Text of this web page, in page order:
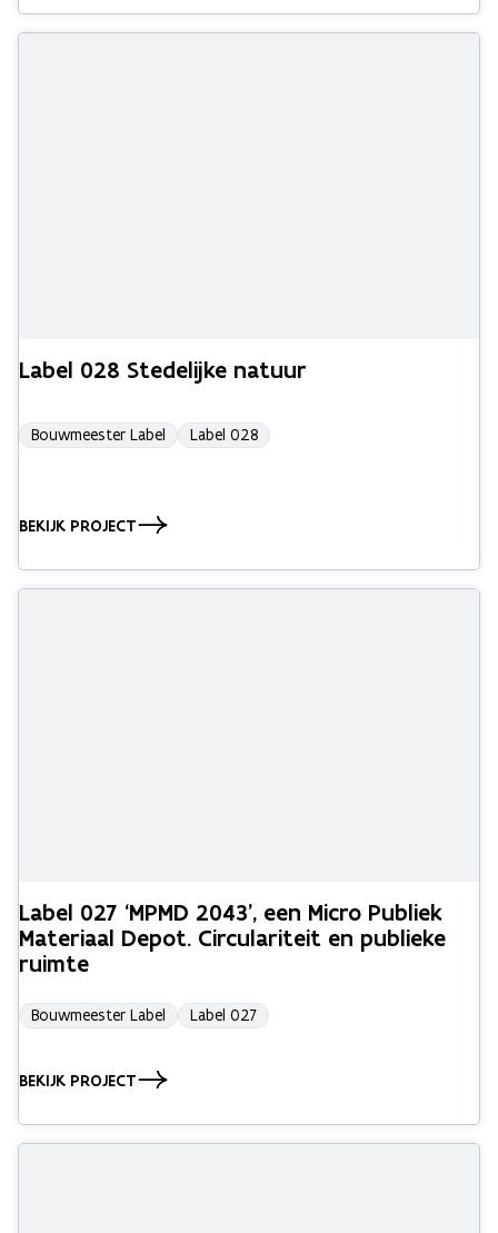
Label 028 Stedelijke natuur
Bouwmeester Label Label 028
BEKIJK PROJECT
Label 027 ‘MPMD 2043’, een Micro Publiek
Materiaal Depot. Circulariteit en publieke
ruimte
Bouwmeester Label Label 027
BEKIJK PROJECT